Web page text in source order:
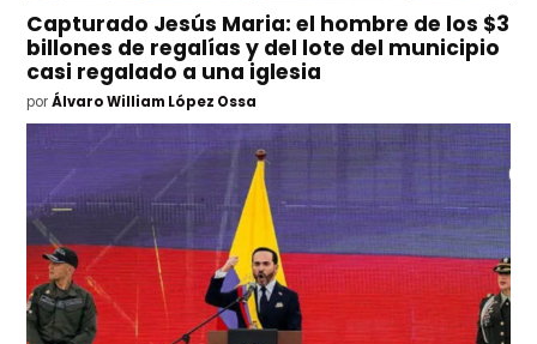
Capturado Jesús Maria: el hombre de los $3
billones de regalías y del lote del municipio
casi regalado a una iglesia
por Álvaro William López Ossa